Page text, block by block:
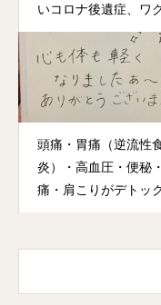
いコロナ後遺症、ワク
ン後遺症に全身全霊
みます！
頭痛・胃痛（逆流性
炎）・高血圧・便秘
痛・肩こりがデトック